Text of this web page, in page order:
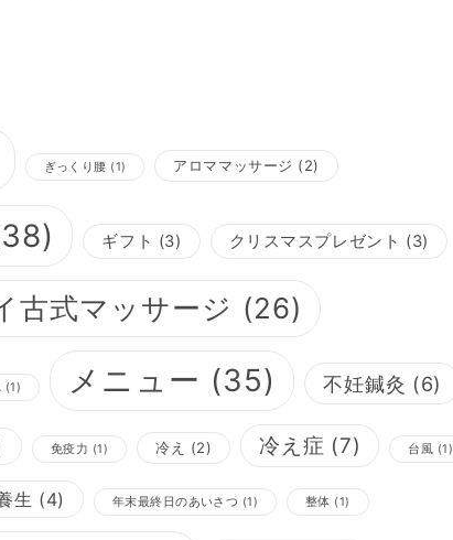
ぎっくり腰 (1) アロママッサージ (2)
ギフト (3) クリスマスプレゼント (3)
古式マッサージ (26)
(1) メニュー (35) 不妊鍼灸 (6)
免疫力 (1) 冷え (2) 冷え症 (7) 台風 (1)
生 (4) 年末最終日のあいさつ (1) 整体 (1)